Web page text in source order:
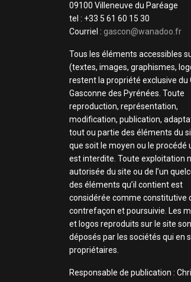
09100 Villeneuve du Paréage
tel : +33 5 61 60 15 30
Courriel : gascon@wanadoo.fr
Tous les éléments accessibles
(textes, images, graphismes,
restent la propriété exclusive du
Gasconne des Pyrénées. Toute
reproduction, représentation,
modification, publication,
tout ou partie des éléments du
que soit le moyen ou le procédé
est interdite. Toute exploitation
autorisée du site ou de l’un
des éléments qu’il contient est
considérée comme constitutive
contrefaçon et poursuivie. Les
et logos reproduits sur le site
déposés par les sociétés qui en
propriétaires.
Responsable de publication :